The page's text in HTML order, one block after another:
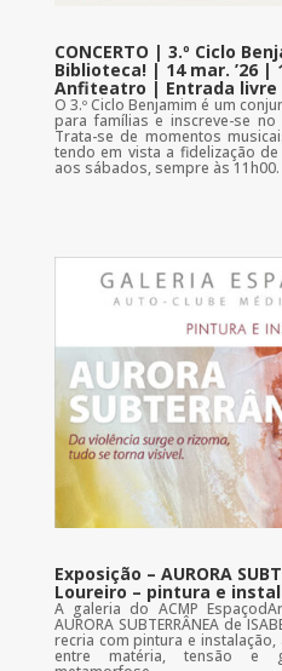
CONCERTO | 3.º Ciclo
Biblioteca! | 14 mar. ’26 |
Anfiteatro | Entrada livre
O 3.º Ciclo Benjamim é um
para famílias e inscreve-se
Trata-se de momentos
tendo em vista a fidelização
aos sábados, sempre às 11h00.
Exposição – AURORA
Loureiro – pintura e
A galeria do ACMP
AURORA SUBTERRÂNEA de
recria com pintura e
entre matéria, tensão e